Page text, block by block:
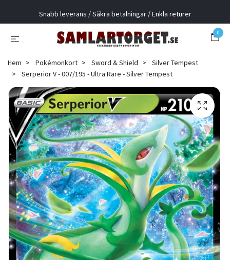
Snabb leverans / Säkra betalningar / Enkla returer
0
Hem Pokémonkort Sword & Shield
Silver Tempest
Serperior V - 007/195 - Ultra Rare - Silver Tempest